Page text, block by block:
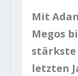
Mit
Megos
stärkste
letzten